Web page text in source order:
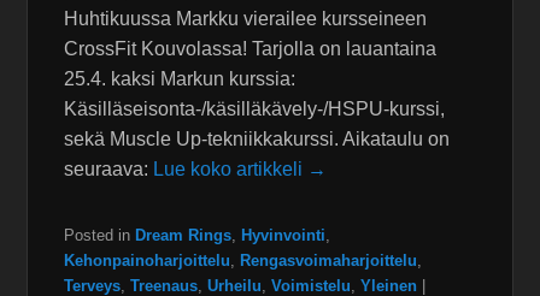
Huhtikuussa Markku vierailee kursseineen
CrossFit Kouvolassa! Tarjolla on lauantaina
25.4. kaksi Markun kurssia:
Käsilläseisonta-/käsilläkävely-/HSPU-kurssi,
sekä Muscle Up-tekniikkakurssi. Aikataulu on
seuraava: Lue koko artikkeli →
Posted in Dream Rings Hyvinvointi
Kehonpainoharjoittelu
Rengasvoimaharjoittelu
Terveys ,Treenaus ,Urheilu ,Voimistelu ,Yleinen |